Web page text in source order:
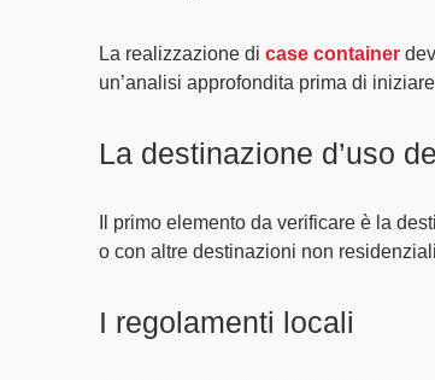
La realizzazione di case container
un’analisi approfondita prima di
La destinazione d’uso
Il primo elemento da verificare è la
o con altre destinazioni non
I regolamenti locali